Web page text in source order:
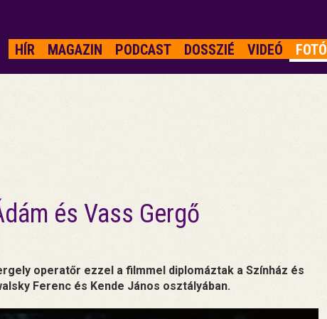
HÍR MAGAZIN PODCAST DOSSZIÉ VIDEÓ FOTÓ
és Vass Gergő
operatőr ezzel a filmmel diplomáztak a Színház és
Ferenc és Kende János osztályában.